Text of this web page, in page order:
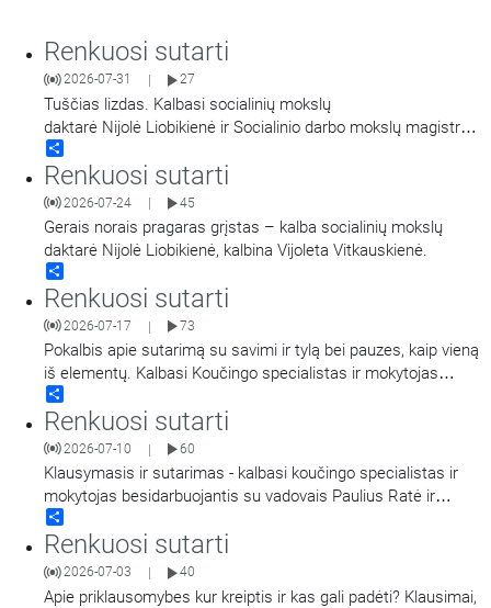
Renkuosi sutarti
2026-07-31 27
Tuščias lizdas. Kalbasi socialinių mokslų
daktarė Nijolė Liobikienė ir Socialinio darbo mokslų magistrė
Violeta Vitkauskienė.
Renkuosi sutarti
2026-07-24 45
Gerais norais pragaras grįstas – kalba socialinių mokslų
daktarė Nijolė Liobikienė, kalbina Vijoleta Vitkauskienė.
Renkuosi sutarti
2026-07-17 | 73
Pokalbis apie sutarimą su savimi ir tylą bei pauzes, kaip vieną
iš elementų. Kalbasi Koučingo specialistas ir mokytojas
besidarbuojantis su vadovais Paulius Ratė ir psichologinės-
emocinės sveikatos specialistė Janina Sabaitė.
Renkuosi sutarti
2026-07-10 | 60
Klausymasis ir sutarimas - kalbasi koučingo specialistas ir
mokytojas besidarbuojantis su vadovais Paulius Ratė ir
psichologinės-emocinės sveikatos specialistė Janina
Sabaitė.
Renkuosi sutarti
2026-07-03 40
Apie priklausomybes kur kreiptis ir kas gali padėti? Klausimai,